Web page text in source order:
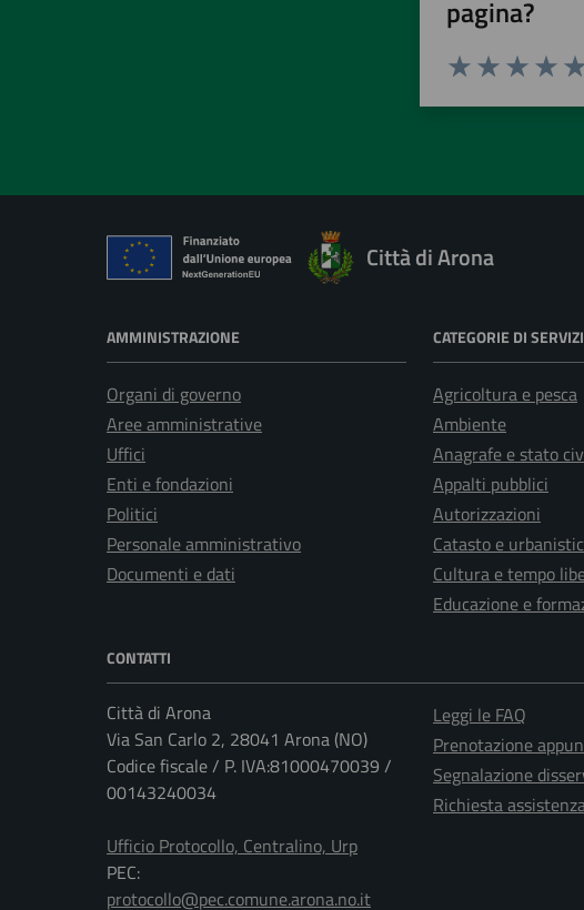
pagina?
Città di Arona
AMMINISTRAZIONE
Organi di governo
Aree amministrative
Uffici
Enti e fondazioni
Politici
Personale amministrativo
Documenti e dati
CATEGORIE DI
Agricoltura e pesca
Ambiente
Anagrafe e stato
Appalti pubblici
Autorizzazioni
Catasto e
Cultura e tempo
Educazione e
CONTATTI
Città di Arona
Via San Carlo 2, 28041 Arona (NO)
Codice fiscale / P. IVA:81000470039 /
00143240034
Ufficio Protocollo, Centralino, Urp
PEC:
protocollo@pec.comune.arona.no.it
Leggi le FAQ
Prenotazione
Segnalazione
Richiesta